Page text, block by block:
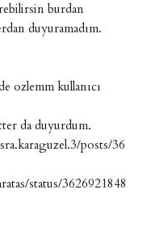
burdan
duyuramadım.
ozlemm kullanıcı
da duyurdum.
posts/36
status/3626921848